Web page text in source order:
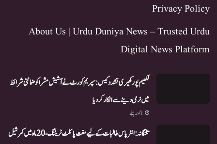
Privacy Policy
About Us | Urdu Duniya News – Trusted Urdu
Digital News Platform
لکھیم پور کھیری تشدد کیس: سپریم کورٹ نے آشیش مشرا کو ضمانتی شرائط
میں نرمی دینے سے انکار کر دیا
1 گھنٹہ پہلے
تلنگانہ: انٹر پاس طالبات کے لیے مفت پائلٹ ٹریننگ، 20 ماہ میں کمرشیل